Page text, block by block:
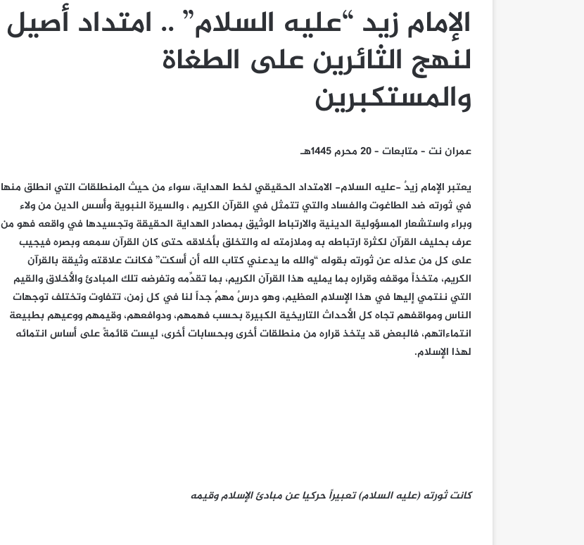
الإمام زيد “عليه السلام” .. امتداد أصيل
لنهج الثائرين على الطغاة
والمستكبرين
عمران نت – متابعات – 20 محرم 1445هـ
يعتبر الإمام زيدٌ -عليه السلام- الامتداد الحقيقي لخط الهداية، سواء من حيث المنطلقات التي انطلق منها
في ثورته ضد الطاغوت والفساد والتي تتمثل في القرآن الكريم ، والسيرة النبوية وأسس الدين من ولاء
وبراء واستشعار المسؤولية الدينية والارتباط الوثيق بمصادر الهداية الحقيقة وتجسيدها في واقعه فهو من
عرف بحليف القرآن لكثرة ارتباطه به وملازمته له والتخلق بأخلاقه حتى كان القرآن سمعه وبصره فيجيب
على كل من عذله عن ثورته بقوله “والله ما يدعني كتاب الله أن أسكت” فكانت علاقته وثيقة بالقرآن
الكريم، متخذاً موقفه وقراره بما يمليه هذا القرآن الكريم، بما تقدِّمه وتفرضه تلك المبادئ والأخلاق والقيم
التي ننتمي إليها في هذا الإسلام العظيم، وهو درسٌ مهمٌ جداً لنا في كل زمن، تتفاوت وتختلف توجهات
الناس ومواقفهم تجاه كل الأحداث التاريخية الكبيرة بحسب فهمهم، ودوافعهم، وقيمهم ووعيهم بطبيعة
انتماءاتهم، فالبعض قد يتخذ قراره من منطلقات أخرى وبحسابات أخرى، ليست قائمةً على أساس انتمائه
لهذا الإسلام.
كانت ثورته (عليه السلام) تعبيراً حركيا عن مبادئ الإسلام وقيمه